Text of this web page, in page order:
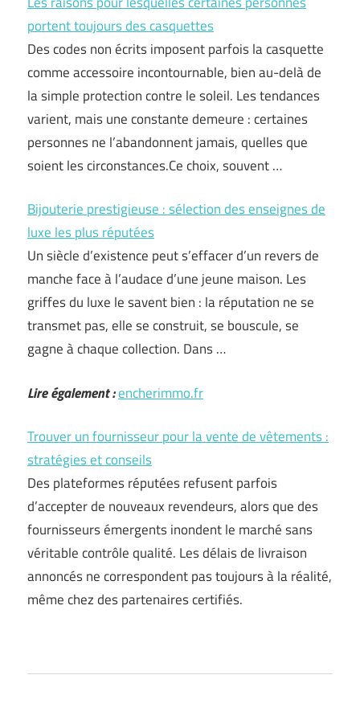
portent toujours des casquettes
Des codes non écrits imposent parfois la casquette
comme accessoire incontournable, bien au-delà de
la simple protection contre le soleil. Les tendances
varient, mais une constante demeure : certaines
personnes ne l’abandonnent jamais, quelles que
soient les circonstances.Ce choix, souvent …
Bijouterie prestigieuse : sélection des enseignes de
luxe les plus réputées
Un siècle d’existence peut s’effacer d’un revers de
manche face à l’audace d’une jeune maison. Les
griffes du luxe le savent bien : la réputation ne se
transmet pas, elle se construit, se bouscule, se
gagne à chaque collection. Dans …
Lire également :encherimmo.fr
Trouver un fournisseur pour la vente de vêtements :
stratégies et conseils
Des plateformes réputées refusent parfois
d’accepter de nouveaux revendeurs, alors que des
fournisseurs émergents inondent le marché sans
véritable contrôle qualité. Les délais de livraison
annoncés ne correspondent pas toujours à la réalité,
même chez des partenaires certifiés.